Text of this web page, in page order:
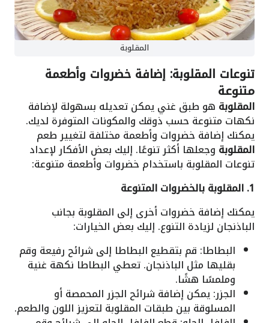
المقلوبة
تنوعات المقلوبة: إضافة خضروات وأطعمة
متنوعة
المقلوبة هو طبق غني يمكن تعديله بسهولة لإضافة
نكهات متنوعة حسب ذوقك والمكونات المتوفرة لديك.
يمكنك إضافة خضروات وأطعمة مختلفة لتغيير طعم
المقلوبة وجعلها أكثر تنوعًا. إليك بعض الأفكار لإعداد
تنوعات المقلوبة باستخدام خضروات وأطعمة متنوعة:
1. المقلوبة بالخضروات المتنوعة
يمكنك إضافة خضروات أخرى إلى المقلوبة بجانب
الباذنجان لزيادة التنوع. إليك بعض الخيارات:
البطاطا: قم بتقطيع البطاطا إلى شرائح رفيعة وقم
بقليها مثل الباذنجان. تعطي البطاطا نكهة غنية
وملمسًا هشًا.
الجزر: يمكن إضافة شرائح الجزر المحمصة أو
المسلوقة بين طبقات المقلوبة لتعزيز اللون والطعم.